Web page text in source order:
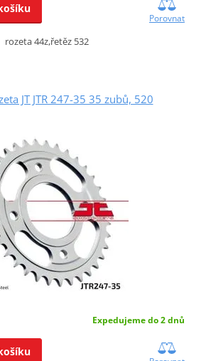
Porovnat
rozeta 44z,řetěz 532
JT JTR 247-35 35 zubů, 520
Expedujeme do 2 dnů